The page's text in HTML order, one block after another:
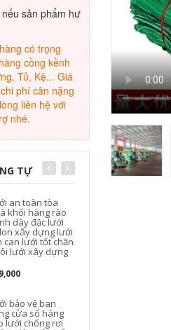
sản phẩm hư
có trọng
cồng kềnh
Tủ, Kệ... Giá
phí cân nặng
liên hệ với
nhé.
TỰ
an toàn tòa
khối hàng rào
dày đặc lưới
xây dựng lưới
can lưới tốt chăn
lưới xây dựng
bảo vệ ban
cửa sổ hàng
lưới chống rơi